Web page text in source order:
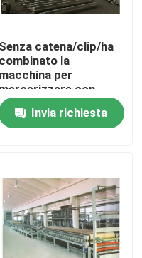
Senza catena/clip/ha
combinato la
macchina per
mercerizzare con
cuscinetto a sfera
Invia richiesta